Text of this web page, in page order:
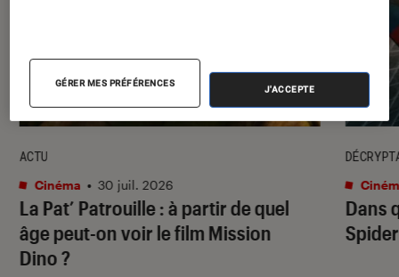
La Pat’ Patrouille: à partir de quel
âge peut-on voir le film Mission
Dino?
ACTU
Cinéma • 30 juil. 2026
Dans
GÉRER MES PRÉFÉRENCES
J'ACCEPTE